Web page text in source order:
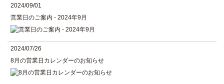
2024/09/01
営業日のご案内 - 2024年9月
2024/07/26
8月の営業日カレンダーのお知らせ